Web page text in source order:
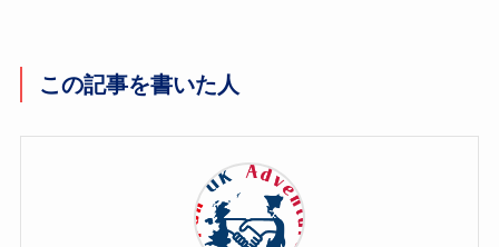
この記事を書いた人